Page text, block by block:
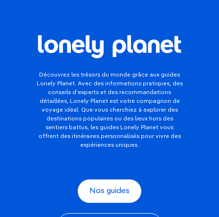
Découvrez les trésors du monde grâce aux guides
Lonely Planet. Avec des informations pratiques, des
conseils d'experts et des recommandations
détaillées, Lonely Planet est votre compagnon de
voyage idéal. Que vous cherchiez à explorer des
destinations populaires ou des lieux hors des
sentiers battus, les guides Lonely Planet vous
offrent des itinéraires personnalisés pour vivre des
expériences uniques.
Nos guides